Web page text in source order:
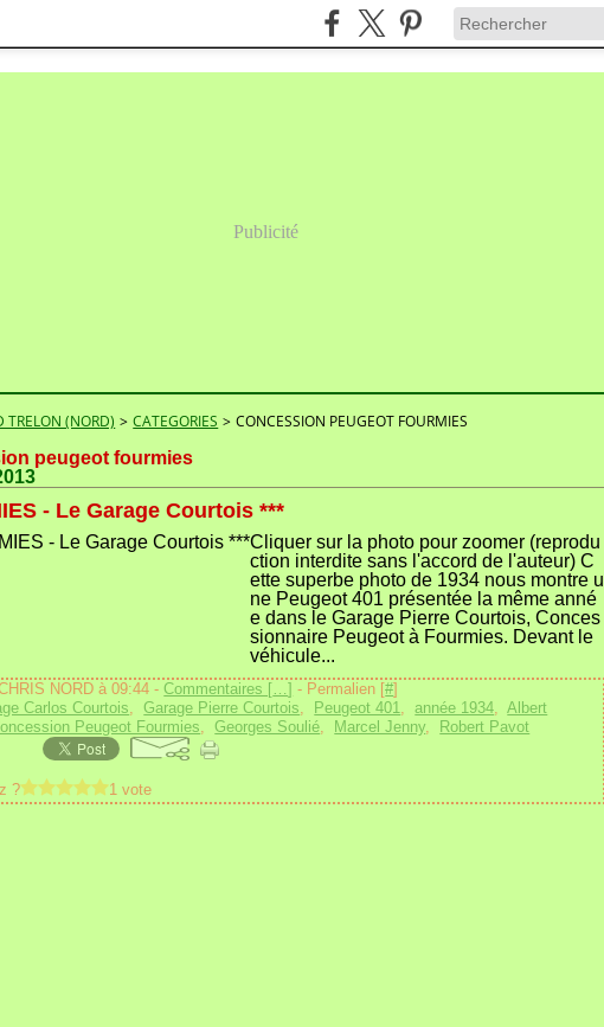
Publicité
TRELON (NORD) > CATEGORIES > CONCESSION PEUGEOT FOURMIES
peugeot fourmies
- Le Garage Courtois ***
Cliquer sur la photo pour zoomer (reprodu
ction interdite sans l'accord de l'auteur) C
ette superbe photo de 1934 nous montre u
ne Peugeot 401 présentée la même anné
e dans le Garage Pierre Courtois, Conces
sionnaire Peugeot à Fourmies. Devant le
véhicule...
NORD à 09:44 -Commentaires […] - Permalien [#]
Carlos Courtois,Garage Pierre Courtois, Peugeot 401,année 1934,Albert
Peugeot Fourmies,Georges Soulié, Marcel Jenny, Robert Pavot
? 1 vote